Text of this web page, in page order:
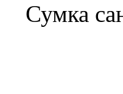
Сумка